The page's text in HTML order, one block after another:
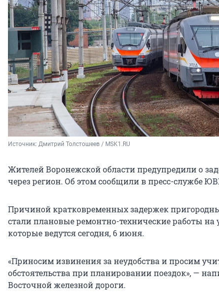
Источник: Дмитрий Толстошеев / MSK1.RU
Жителей Воронежской области предупредили о
через регион. Об этом сообщили в пресс-службе
Причиной кратковременных задержек
стали плановые ремонтно-технические работы
которые ведутся сегодня, 6 июня.
«Приносим извинения за неудобства и просим
обстоятельства при планировании поездок», —
Восточной железной дороги.